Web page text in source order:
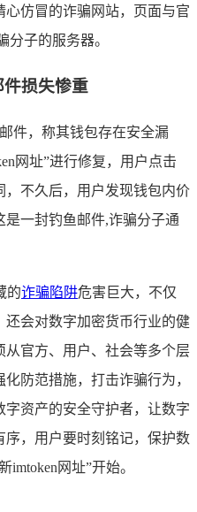
仿冒的诈骗网站，页面与官
分子的服务器。
件损失惨重
件，称其钱包存在安全漏
网址”进行修复，用户点击
不久后，用户发现钱包内价
一封钓鱼邮件,诈骗分子通
的诈骗陷阱危害巨大，不仅
会对数字加密货币行业的健
官方、用户、社会等多个层
防范措施，打击诈骗行为，
资产的安全守护者，让数字
，用户要时刻铭记，保护数
网址”开始。